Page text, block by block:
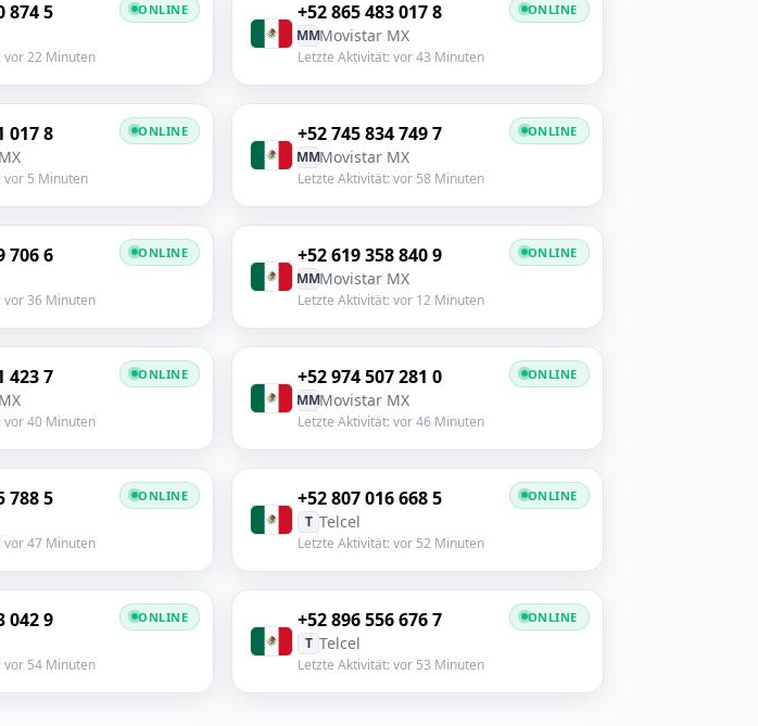
874 5
vor 22 Minuten
ONLINE +52 865 483 017 8
MMMovistar MX
Letzte Aktivität: vor 43 Minuten
ONLINE
017 8
vor 5 Minuten
ONLINE +52 745 834 749 7
MMMovistar MX
Letzte Aktivität: vor 58 Minuten
ONLINE
706 6
vor 36 Minuten
ONLINE +52 619 358 840 9
MMMovistar MX
Letzte Aktivität: vor 12 Minuten
ONLINE
423 7
vor 40 Minuten
ONLINE +52 974 507 281 0
MMMovistar MX
Letzte Aktivität: vor 46 Minuten
ONLINE
788 5
vor 47 Minuten
ONLINE +52 807 016 668 5
T Telcel
Letzte Aktivität: vor 52 Minuten
ONLINE
042 9
vor 54 Minuten
ONLINE +52 896 556 676 7
T Telcel
Letzte Aktivität: vor 53 Minuten
ONLINE